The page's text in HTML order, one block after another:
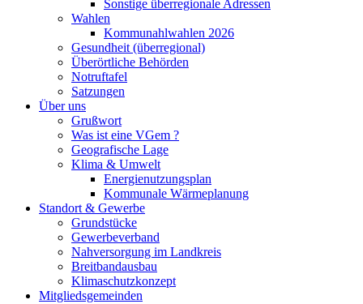
Sonstige überregionale Adressen
Wahlen
Kommunahlwahlen 2026
Gesundheit (überregional)
Überörtliche Behörden
Notruftafel
Satzungen
Über uns
Grußwort
Was ist eine VGem ?
Geografische Lage
Klima & Umwelt
Energienutzungsplan
Kommunale Wärmeplanung
Standort & Gewerbe
Grundstücke
Gewerbeverband
Nahversorgung im Landkreis
Breitbandausbau
Klimaschutzkonzept
Mitgliedsgemeinden